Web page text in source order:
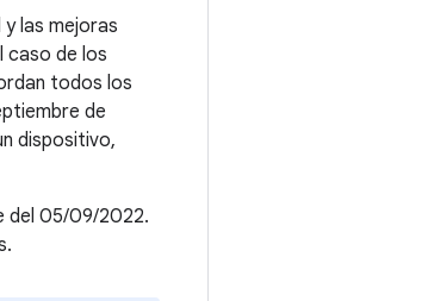
las mejoras
caso de los
todos los
de
dispositivo,
del 05/09/2022.